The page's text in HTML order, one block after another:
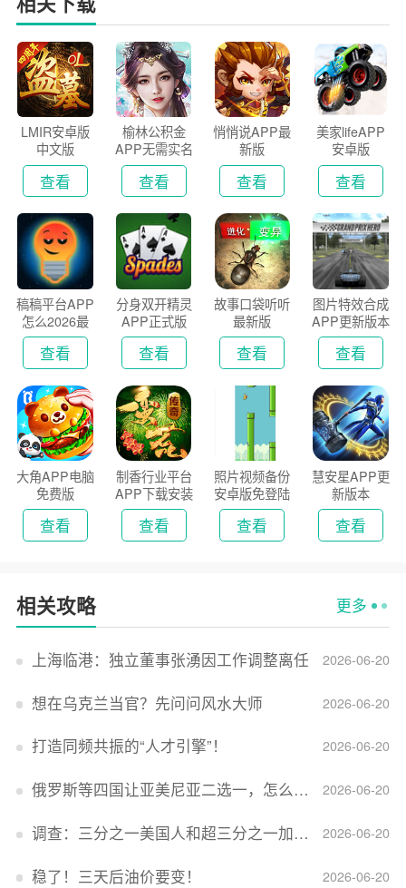
LMIR安卓版
中文版
查看
榆林公积金
APP无需实名
认证版
查看
悄悄说APP最
新版
查看
美家lifeAPP
安卓版
查看
稿稿平台APP
怎么2026最
新版
查看
分身双开精灵
APP正式版
查看
故事口袋听听
最新版
查看
图片特效合成
APP更新版本
2026
查看
大角APP电脑
免费版
查看
制香行业平台
APP下载安装
2026
查看
照片视频备份
安卓版免登陆
版
查看
慧安星APP更
新版本
查看
相关攻略 更多
2026-06-20
上海临港：独立董事张湧因工作调整离任
2026-06-20
想在乌克兰当官？先问问风水大师
2026-06-20
打造同频共振的“人才引擎”！
2026-06-20
俄罗斯等四国让亚美尼亚二选一，怎么回事？
2026-06-20
调查：三分之一美国人和超三分之一加拿大人感到经济压力
2026-06-20
稳了！三天后油价要变！